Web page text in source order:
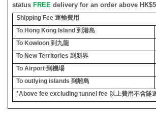
status FREE delivery for an order above
Shipping Fee 運輸費用
To Hong Kong Island 到港島
To Kowloon 到九龍
To New Territories 到新界
To Airport 到機場
To outlying islands 到離島
*Above fee excluding tunnel fee 以上費用不含隧